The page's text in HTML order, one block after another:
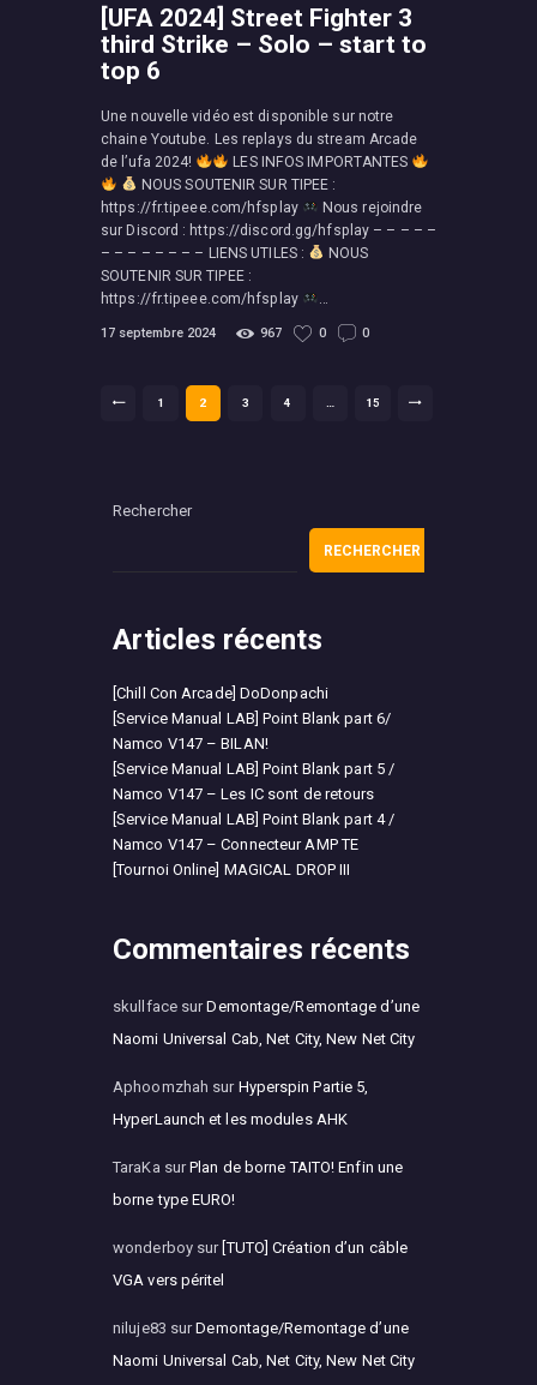
[UFA 2024] Street Fighter 3
third Strike – Solo – start to
top 6
Une nouvelle vidéo est disponible sur notre
chaine Youtube. Les replays du stream Arcade
de l’ufa 2024!
LES INFOS IMPORTANTES
NOUS SOUTENIR SUR TIPEE :
https://fr.tipeee.com/hfsplay
Nous rejoindre
sur Discord : https://discord.gg/hfsplay – – – – –
– – – – – – – – LIENS UTILES :
NOUS
SOUTENIR SUR TIPEE :
https://fr.tipeee.com/hfsplay
…
17 septembre 2024 967 0 0
Pagination
PAGE
1 PAGE
2 PAGE
3 PAGE
4 … PAGE
15
Rechercher
RECHERCHER
Articles récents
[Chill Con Arcade] DoDonpachi
[Service Manual LAB] Point Blank part 6/
Namco V147 – BILAN!
[Service Manual LAB] Point Blank part 5 /
Namco V147 – Les IC sont de retours
[Service Manual LAB] Point Blank part 4 /
Namco V147 – Connecteur AMP TE
[Tournoi Online] MAGICAL DROP III
Commentaires récents
skullfacesurDemontage/Remontage d’une
Naomi Universal Cab, Net City, New Net City
Aphoomzhah sur Hyperspin Partie 5,
HyperLaunch et les modules AHK
TaraKa surPlan de borne TAITO! Enfin une
borne type EURO!
wonderboysur [TUTO] Création d’un câble
VGA vers péritel
niluje83 surDemontage/Remontage d’une
Naomi Universal Cab, Net City, New Net City